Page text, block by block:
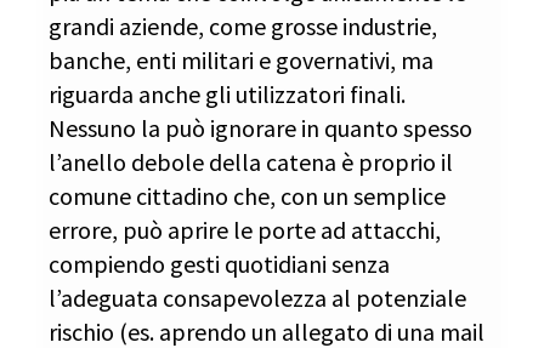
grandi aziende, come grosse industrie,
banche, enti militari e governativi, ma
riguarda anche gli utilizzatori finali.
Nessuno la può ignorare in quanto spesso
l’anello debole della catena è proprio il
comune cittadino che, con un semplice
errore, può aprire le porte ad attacchi,
compiendo gesti quotidiani senza
l’adeguata consapevolezza al potenziale
rischio (es. aprendo un allegato di una mail